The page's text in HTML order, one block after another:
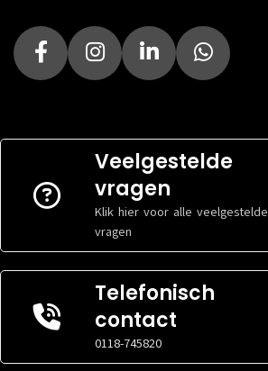
Veelgestelde
vragen
Klik hier voor alle veelgestelde
vragen
Telefonisch
contact
0118-745820